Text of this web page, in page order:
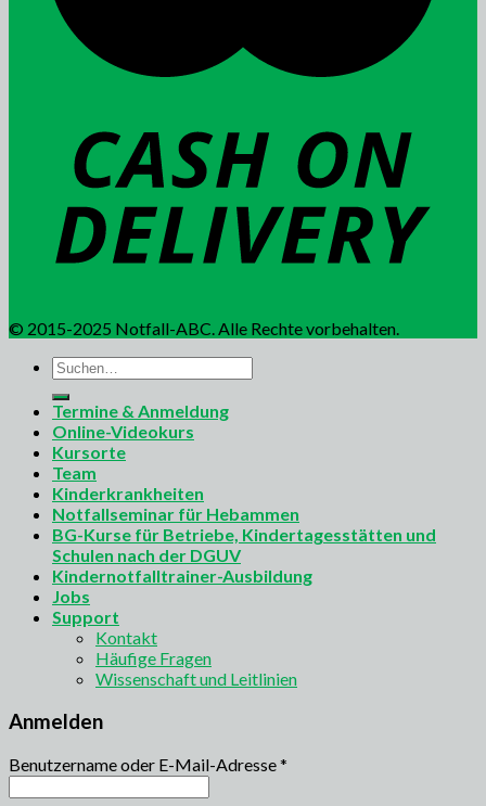
© 2015-2025 Notfall-ABC. Alle Rechte vorbehalten.
Suchen
nach:
Termine & Anmeldung
Online-Videokurs
Kursorte
Team
Kinderkrankheiten
Notfallseminar für Hebammen
BG-Kurse für Betriebe, Kindertagesstätten und
Schulen nach der DGUV
Kindernotfalltrainer-Ausbildung
Jobs
Support
Kontakt
Häufige Fragen
Wissenschaft und Leitlinien
Anmelden
Benutzername oder E-Mail-Adresse*